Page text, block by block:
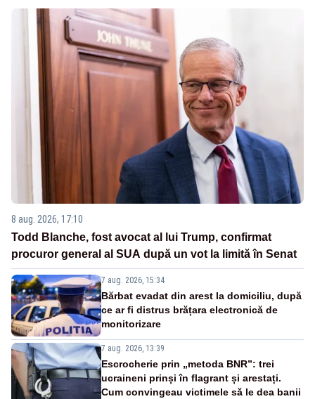
8 aug. 2026, 17:10
Todd Blanche, fost avocat al lui Trump, confirmat
procuror general al SUA după un vot la limită în Senat
7 aug. 2026, 15:34
Bărbat evadat din arest la domiciliu, după
ce ar fi distrus brățara electronică de
monitorizare
7 aug. 2026, 13:39
Escrocherie prin „metoda BNR”: trei
ucraineni prinși în flagrant și arestați.
Cum convingeau victimele să le dea banii